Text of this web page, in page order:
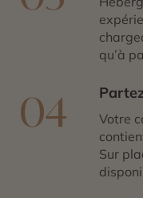
qu’à
04
Votre
Sur